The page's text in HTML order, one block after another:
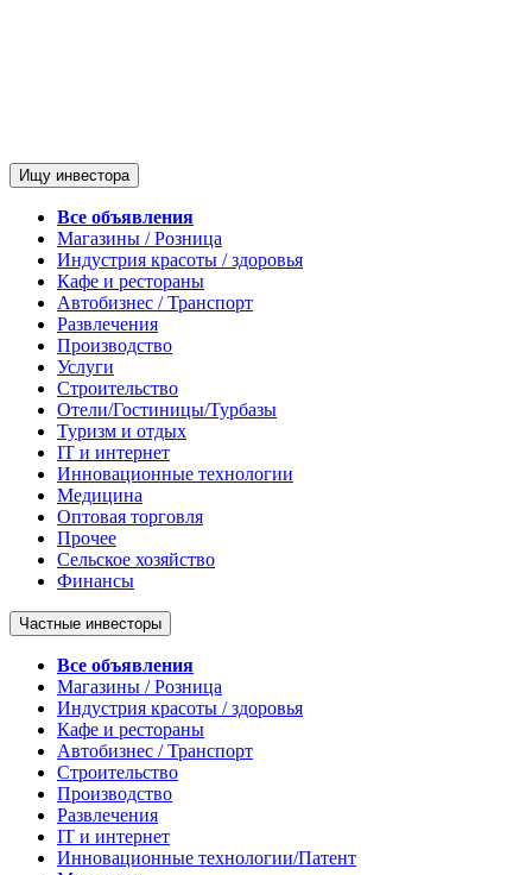
Ищу инвестора
Все объявления
Магазины / Розница
Индустрия красоты / здоровья
Кафе и рестораны
Автобизнес / Транспорт
Развлечения
Производство
Услуги
Строительство
Отели/Гостиницы/Турбазы
Туризм и отдых
IT и интернет
Инновационные технологии
Медицина
Оптовая торговля
Прочее
Сельское хозяйство
Финансы
Частные инвесторы
Все объявления
Магазины / Розница
Индустрия красоты / здоровья
Кафе и рестораны
Автобизнес / Транспорт
Строительство
Производство
Развлечения
IT и интернет
Инновационные технологии/Патент